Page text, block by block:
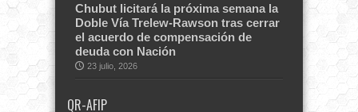
Chubut licitará la próxima semana la
Doble Vía Trelew-Rawson tras cerrar
el acuerdo de compensación de
deuda con Nación
23 julio, 2026
QR-AFIP